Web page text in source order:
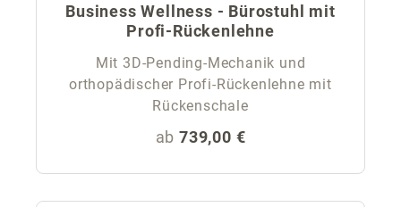
Business Wellness - Bürostuhl mit
Profi-Rückenlehne
Mit 3D-Pending-Mechanik und
orthopädischer Profi-Rückenlehne mit
Rückenschale
Regulärer Preis:
ab 739,00 €